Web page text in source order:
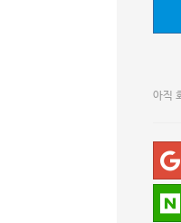
아직